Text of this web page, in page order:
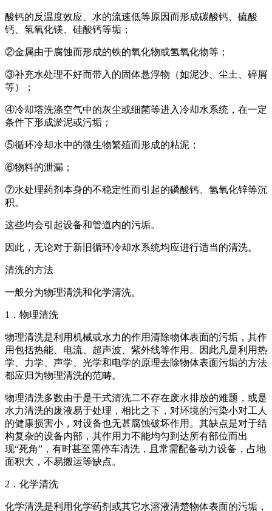
酸钙的反温度效应、水的流速低等原因而形成碳酸钙、硫酸
钙、氢氧化镁、硅酸钙等垢；
②金属由于腐蚀而形成的铁的氧化物或氢氧化物等；
③补充水处理不好而带入的固体悬浮物（如泥沙、尘土、碎屑
等）；
④冷却塔洗涤空气中的灰尘或细菌等进入冷却水系统，在一定
条件下形成淤泥或污垢；
⑤循环冷却水中的微生物繁殖而形成的粘泥；
⑥物料的泄漏；
⑦水处理药剂本身的不稳定性而引起的磷酸钙、氢氧化锌等沉
积。
这些均会引起设备和管道内的污垢。
因此，无论对于新旧循环冷却水系统均应进行适当的清洗。
清洗的方法
一般分为物理清洗和化学清洗。
1．物理清洗
物理清洗是利用机械或水力的作用清除物体表面的污垢，其作
用包括热能、电流、超声波、紫外线等作用。因此凡是利用热
学、力学 、声学、光学和电学的原理去除物体表面污垢的方法
都应归为物理清洗的范畴。
物理清洗多数由于是干式清洗二不存在废水排放的难题，或是
水力清洗的废液易于处理，相比之下，对环境的污染小对工人
的健康损害小，对设备也无甚腐蚀破坏作用。其缺点是对于结
构复杂的设备内部，其作用力不能均匀到达所有部位而出
现“死角”，有时甚至需停车清洗，且常需配备动力设备，占地
面积大，不易搬运等缺点。
2．化学清洗
化学清洗是利用化学药剂或其它水溶液清楚物体表面的污垢，